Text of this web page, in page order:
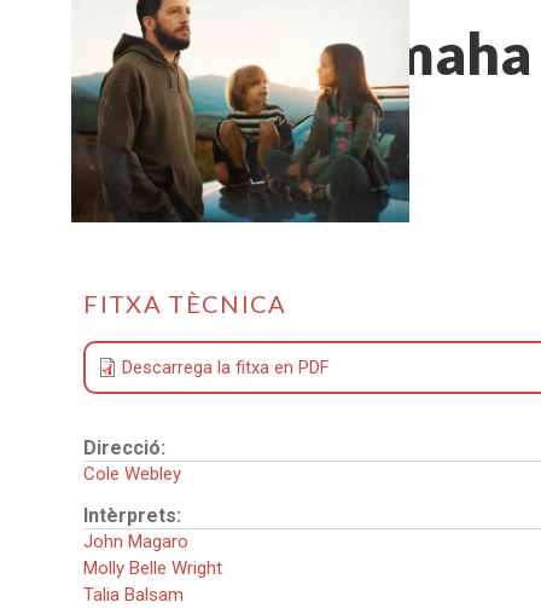
Omaha
FITXA TÈCNICA
Descarrega la fitxa en PDF
Direcció:
Cole Webley
Intèrprets:
John Magaro
Molly Belle Wright
Talia Balsam